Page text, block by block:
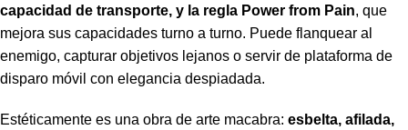
capacidad de transporte, y la regla Power from Pain, que
mejora sus capacidades turno a turno. Puede flanquear al
enemigo, capturar objetivos lejanos o servir de plataforma de
disparo móvil con elegancia despiadada.
Estéticamente es una obra de arte macabra: esbelta, afilada,